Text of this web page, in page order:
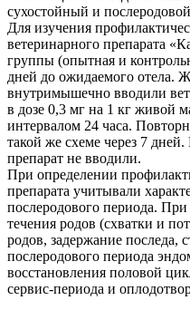
сухостойный и
Для изучения
ветеринарного препарата
группы (опытная и
дней до ожидаемого
внутримышечно вводили
в дозе 0,3 мг на 1 кг живой
интервалом 24 часа.
такой же схеме через 7
препарат не вводили.
При определении
препарата учитывали
послеродового периода.
течения родов (схватки и
родов, задержание последа,
послеродового периода
восстановления половой
сервис-периода и